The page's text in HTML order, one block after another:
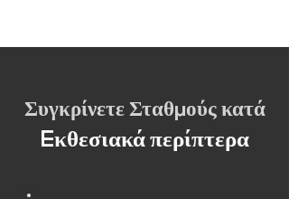
Συγκρίνετε Σταθμούς κατά
Eκθεσιακά περίπτερα